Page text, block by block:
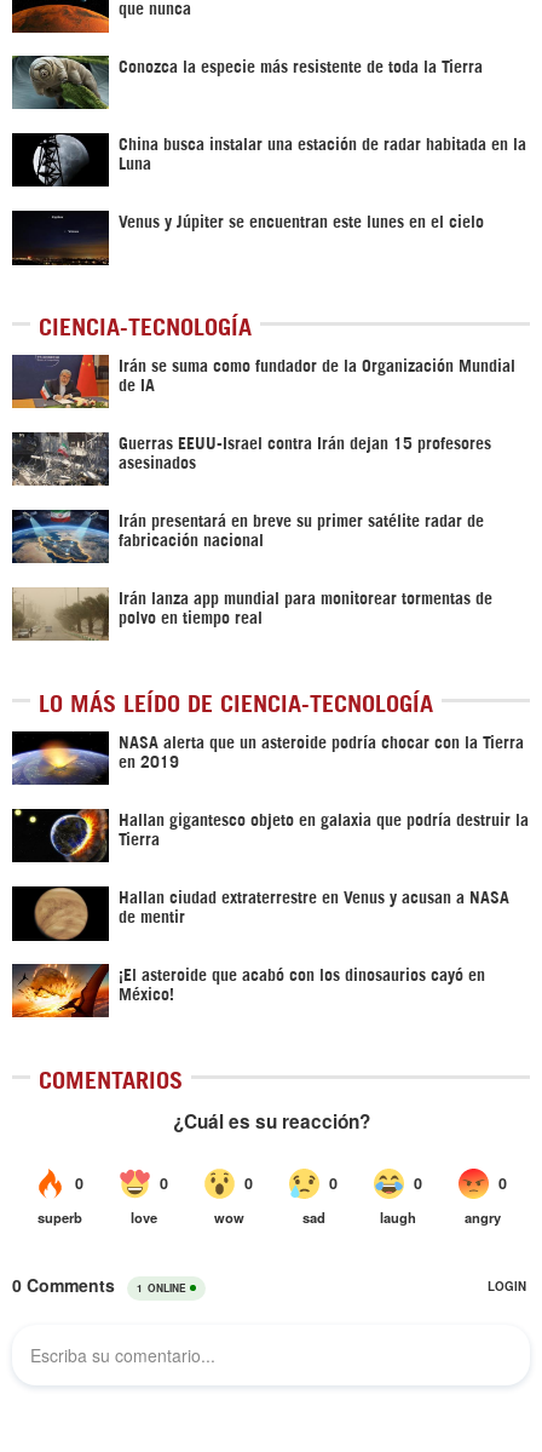
que nunca
Conozca la especie más resistente de toda la Tierra
China busca instalar una estación de radar habitada en la
Luna
Venus y Júpiter se encuentran este lunes en el cielo
CIENCIA-TECNOLOGÍA
Irán se suma como fundador de la Organización Mundial
de IA
Guerras EEUU-Israel contra Irán dejan 15 profesores
asesinados
Irán presentará en breve su primer satélite radar de
fabricación nacional
Irán lanza app mundial para monitorear tormentas de
polvo en tiempo real
LO MÁS LEÍDO DE CIENCIA-TECNOLOGÍA
NASA alerta que un asteroide podría chocar con la Tierra
en 2019
Hallan gigantesco objeto en galaxia que podría destruir la
Tierra
Hallan ciudad extraterrestre en Venus y acusan a NASA
de mentir
¡El asteroide que acabó con los dinosaurios cayó en
México!
COMENTARIOS